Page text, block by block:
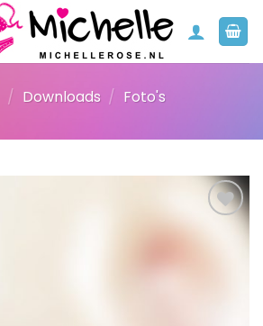
/ Downloads / Foto's